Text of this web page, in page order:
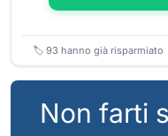
🏷️ 93 hanno già risparmiato
Non farti